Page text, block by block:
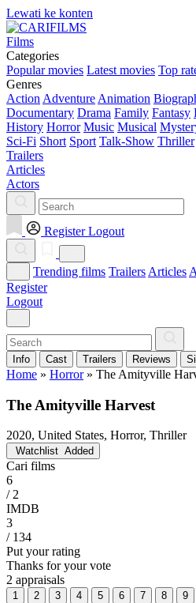
Lewati ke konten
Films
Categories
Popular movies Latest movies Top
Genres
Action Adventure Animation
Documentary Drama Family Fantasy
History Horror Music Musical
Sci-Fi Short Sport Talk-Show Thriller
Trailers
Articles
Actors
Register Logout
Trending films Trailers Articles
Register
Logout
Info Cast Trailers Reviews
Home » Horror» The Amityville
The Amityville Harvest
2020, United States, Horror, Thriller
Watchlist Added
Cari films
6
/ 2
IMDB
3
/ 134
Put your rating
Thanks for your vote
2 appraisals
1 2 3 4 5 6 7 8 9